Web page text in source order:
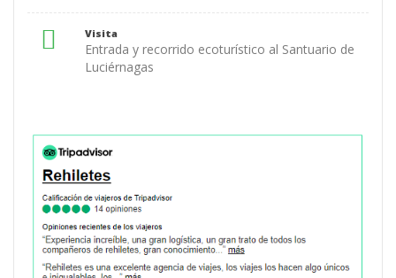
Visita
Entrada y recorrido ecoturístico al Santuario de
Luciérnagas